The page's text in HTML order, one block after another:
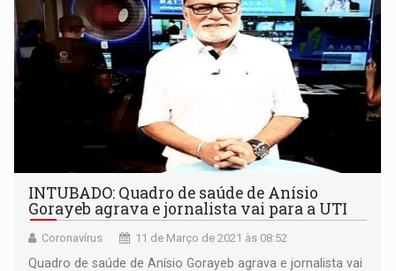
INTUBADO: Quadro de saúde de Anísio
Gorayeb agrava e jornalista vai para a UTI
Coronavírus 11 de Março de 2021 às 08:52
Quadro de saúde de Anísio Gorayeb agrava e jornalista vai